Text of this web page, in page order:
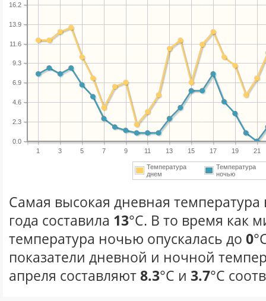
1 3 5 7 9 11 13 15 17 19 21
0.0
2.3
4.6
6.9
9.3
11.6
13.9
16.2
Температура
днем
Температура
ночью
Самая высокая дневная температура
года составила 13°С. В то время как
температура ночью опускалась до 0
показатели дневной и ночной
апреля составляют8.3°С и 3.7°С